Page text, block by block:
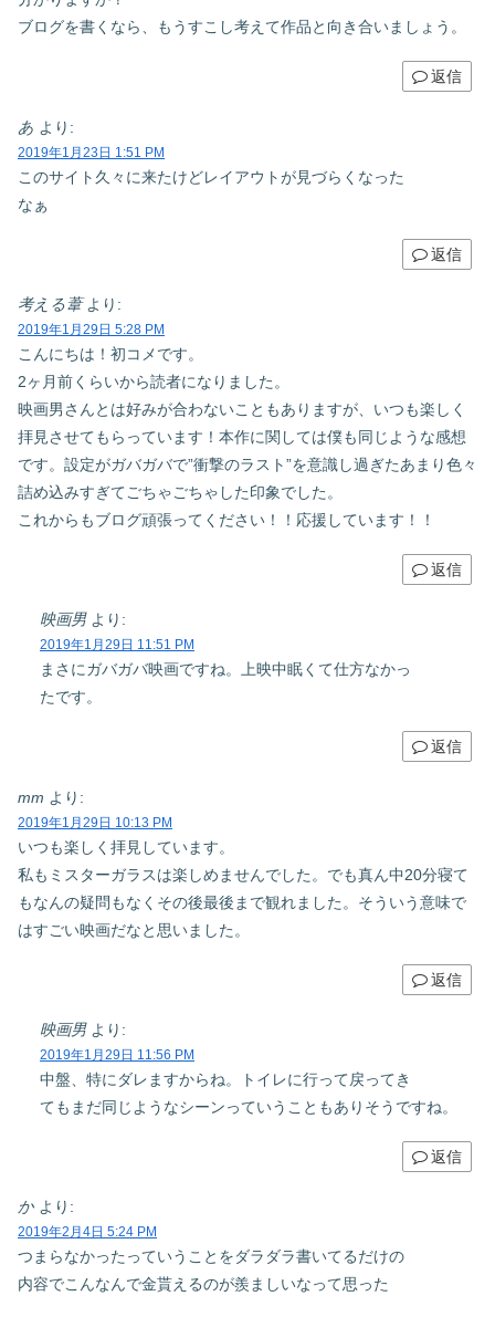
ブログを書くなら、もうすこし考えて作品と向き合いましょう。
返信
あ より:
2019年1月23日 1:51 PM
このサイト久々に来たけどレイアウトが見づらくなった
なぁ
返信
考える葦 より:
2019年1月29日 5:28 PM
こんにちは！初コメです。
2ヶ月前くらいから読者になりました。
映画男さんとは好みが合わないこともありますが、いつも楽しく
拝見させてもらっています！本作に関しては僕も同じような感想
です。設定がガバガバで”衝撃のラスト”を意識し過ぎたあまり色々
詰め込みすぎてごちゃごちゃした印象でした。
これからもブログ頑張ってください！！応援しています！！
返信
映画男 より:
2019年1月29日 11:51 PM
まさにガバガバ映画ですね。上映中眠くて仕方なかっ
たです。
返信
mm より:
2019年1月29日 10:13 PM
いつも楽しく拝見しています。
私もミスターガラスは楽しめませんでした。でも真ん中20分寝て
もなんの疑問もなくその後最後まで観れました。そういう意味で
はすごい映画だなと思いました。
返信
映画男 より:
2019年1月29日 11:56 PM
中盤、特にダレますからね。トイレに行って戻ってき
てもまだ同じようなシーンっていうこともありそうですね。
返信
か より:
2019年2月4日 5:24 PM
つまらなかったっていうことをダラダラ書いてるだけの
内容でこんなんで金貰えるのが羨ましいなって思った